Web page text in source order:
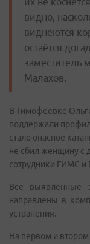
видно,
виднеются
остаётся
заместитель
Малахов.
В Тимофеевке
поддержали
стало опасное
не сбил женщину с
сотрудники ГИМС и
Все выявленные
направлены в
устранения.
На первом и